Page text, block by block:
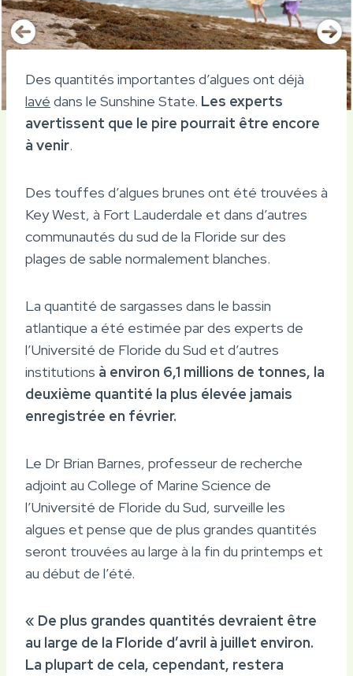
Des quantités importantes d’algues ont déjà
lavé dans le Sunshine State. Les experts
avertissent que le pire pourrait être encore
à venir.
Des touffes d’algues brunes ont été trouvées à
Key West, à Fort Lauderdale et dans d’autres
communautés du sud de la Floride sur des
plages de sable normalement blanches.
La quantité de sargasses dans le bassin
atlantique a été estimée par des experts de
l’Université de Floride du Sud et d’autres
institutions à environ 6,1 millions de tonnes, la
deuxième quantité la plus élevée jamais
enregistrée en février.
Le Dr Brian Barnes, professeur de recherche
adjoint au College of Marine Science de
l’Université de Floride du Sud, surveille les
algues et pense que de plus grandes quantités
seront trouvées au large à la fin du printemps et
au début de l’été.
« De plus grandes quantités devraient être
au large de la Floride d’avril à juillet environ.
La plupart de cela, cependant, restera